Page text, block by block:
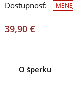
Dostupnosť:
39,90 €
O šperku